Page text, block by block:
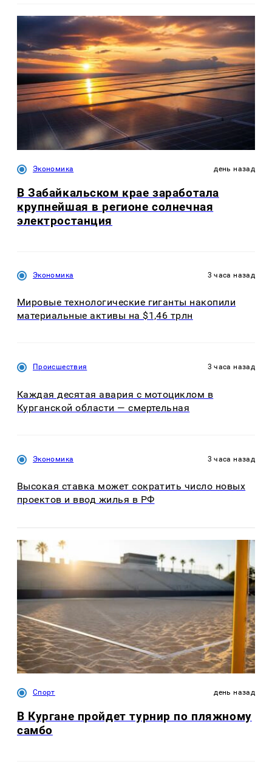
Экономика день назад
В Забайкальском крае заработала
крупнейшая в регионе солнечная
электростанция
Экономика 3 часа назад
Мировые технологические гиганты накопили
материальные активы на $1,46 трлн
Происшествия 3 часа назад
Каждая десятая авария с мотоциклом в
Курганской области — смертельная
Экономика 3 часа назад
Высокая ставка может сократить число новых
проектов и ввод жилья в РФ
Спорт день назад
В Кургане пройдет турнир по пляжному
самбо